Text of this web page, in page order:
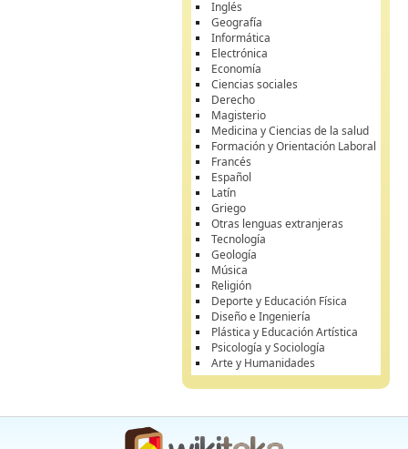
Inglés
Geografía
Informática
Electrónica
Economía
Ciencias sociales
Derecho
Magisterio
Medicina y Ciencias de la salud
Formación y Orientación Laboral
Francés
Español
Latín
Griego
Otras lenguas extranjeras
Tecnología
Geología
Música
Religión
Deporte y Educación Física
Diseño e Ingeniería
Plástica y Educación Artística
Psicología y Sociología
Arte y Humanidades